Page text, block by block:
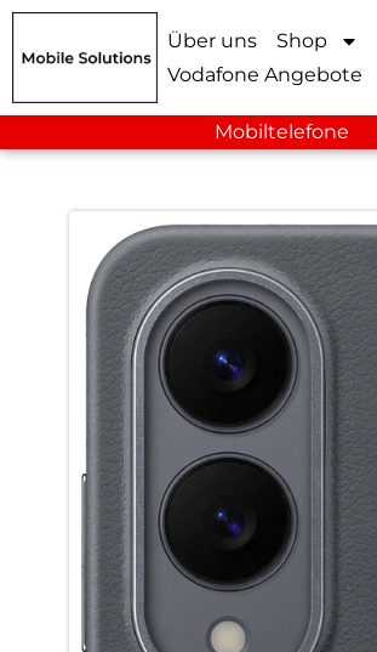
Über uns Shop
Vodafone Angebote
Mobiltelefone